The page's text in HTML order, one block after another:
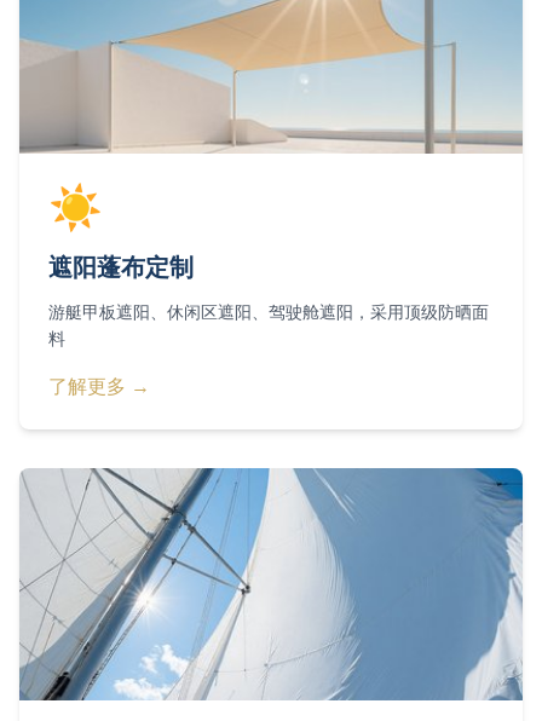
☀️
遮阳蓬布定制
游艇甲板遮阳、休闲区遮阳、驾驶舱遮阳，采用顶级防晒面
料
了解更多 →